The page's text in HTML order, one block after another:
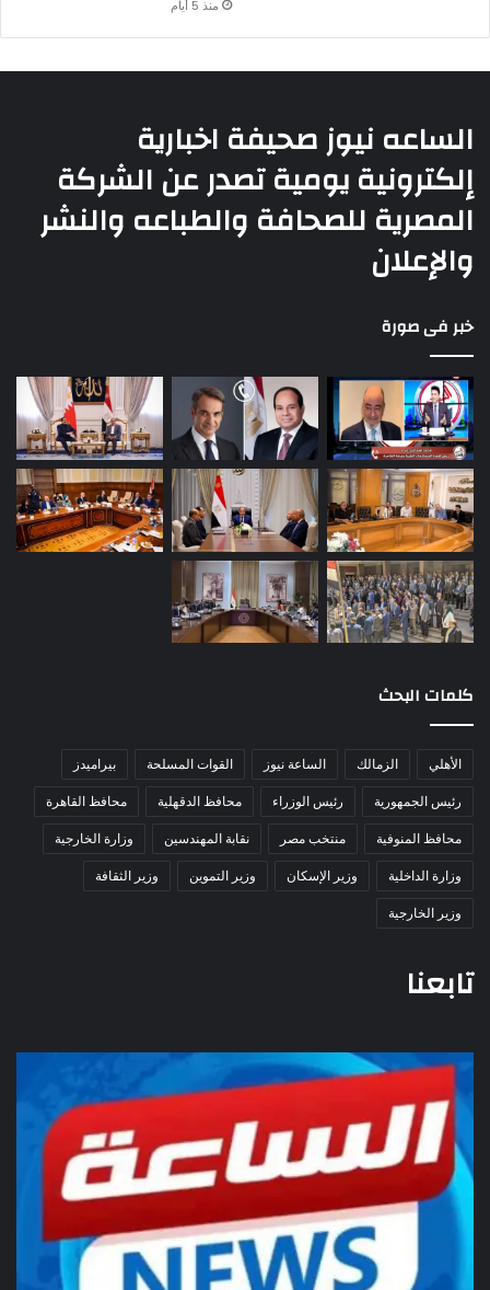
منذ 5 أيام
الساعه نيوز صحيفة اخبارية
إلكترونية يومية تصدر عن الشركة
المصرية للصحافة والطباعه والنشر
والإعلان
خبر فى صورة
كلمات البحث
الأهلي الزمالك الساعة نيوز القوات المسلحة
بيراميدز
رئيس الجمهورية
رئيس الوزراء محافظ الدقهلية
محافظ القاهرة
محافظ المنوفية
منتخب مصر نقابة المهندسين
وزارة الخارجية
وزارة الداخلية
وزير الإسكان وزير التموين
وزير الثقافة
وزير الخارجية
تابعنا